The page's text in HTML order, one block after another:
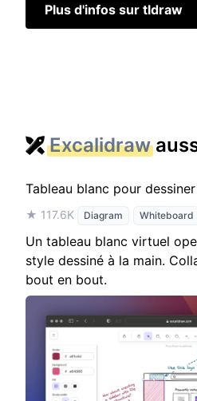
Plus d'infos sur tldraw
Excalidraw
Tableau blanc pour
★ 117.6K Diagram Whiteboard
Un tableau blanc virtuel
style dessiné à la main.
bout en bout.